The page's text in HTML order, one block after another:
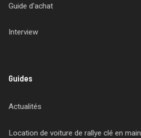
Guide d'achat
Interview
Guides
Actualités
Location de voiture de rallye clé en main